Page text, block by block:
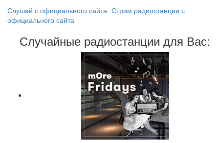
Слушай с официального сайта Стрим радиостанции с
официального сайта
Случайные радиостанции для Вас: